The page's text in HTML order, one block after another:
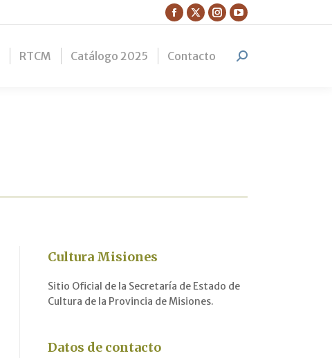
Facebook
opens
X
opens
Instagram
opens
YouTube
opens
RTCM Catálogo 2025 Contacto Search:
Cultura Misiones
Sitio Oficial de la Secretaría de Estado de
Cultura de la Provincia de Misiones.
Datos de contacto